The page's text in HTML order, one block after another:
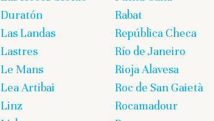
Duratón
Las Landas
Lastres
Le Mans
Lea Artibai
Linz
Rabat
República Checa
Río de Janeiro
Rioja Alavesa
Roc de San Gaietà
Rocamadour